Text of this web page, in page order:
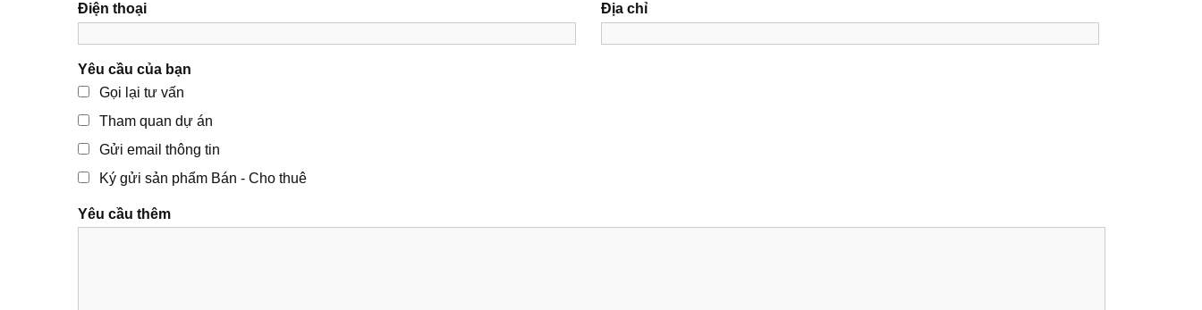
Điện thoại Địa chỉ
Yêu cầu của bạn
Gọi lại tư vấn
Tham quan dự án
Gửi email thông tin
Ký gửi sản phẩm Bán - Cho thuê
Yêu cầu thêm